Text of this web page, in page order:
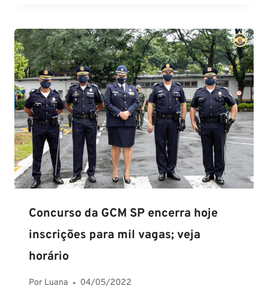
Concurso da GCM SP encerra hoje
inscrições para mil vagas; veja
horário
Por Luana 04/05/2022